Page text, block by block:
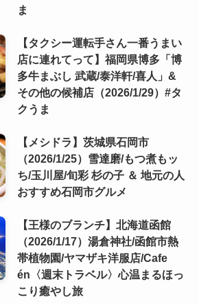
ま
【タクシー運転手さん一番うまい
店に連れてって】福岡県博多「博
多牛まぶし 武蔵/泰洋軒/喜人」&
その他の候補店（2026/1/29）#タ
クうま
【メシドラ】茨城県石岡市
（2026/1/25）雪達磨/もつ煮もッ
ち/玉川屋/旬彩 杉の子 ＆ 地元の人
おすすめ石岡市グルメ
【王様のブランチ】北海道函館
（2026/1/17）湯倉神社/函館市熱
帯植物園/ヤマザキ洋服店/Cafe
én〈週末トラベル〉心温まるほっ
こり癒やし旅